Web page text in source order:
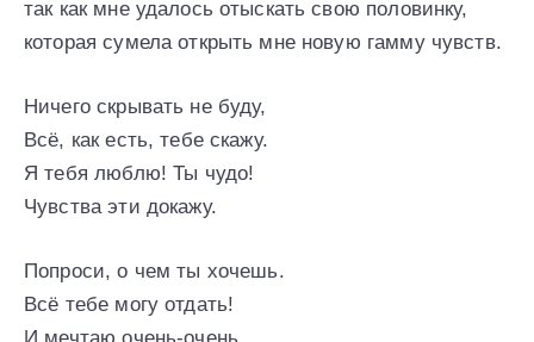
так как мне удалось отыскать свою половинку,
которая сумела открыть мне новую гамму чувств.
Ничего скрывать не буду,
Всё, как есть, тебе скажу.
Я тебя люблю! Ты чудо!
Чувства эти докажу.
Попроси, о чем ты хочешь.
Всё тебе могу отдать!
И мечтаю очень-очень